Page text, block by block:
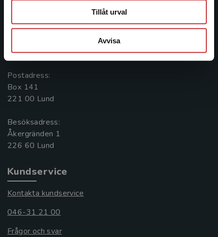
Tillåt urval
Avvisa
046-31 20 00
Postadress:
Box 141
221 00 Lund
Besöksadress:
Åkergränden 1
Kundservice
Kontakta kundservice
046-31 21 00
Frågor och svar